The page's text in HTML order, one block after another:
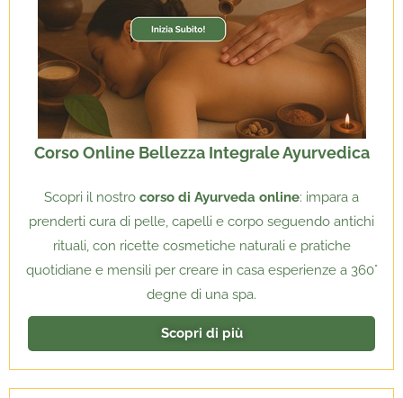
Corso Online Bellezza Integrale Ayurvedica
Scopri il nostro corso di Ayurveda online: impara a
prenderti cura di pelle, capelli e corpo seguendo antichi
rituali, con ricette cosmetiche naturali e pratiche
quotidiane e mensili per creare in casa esperienze a 360°
degne di una spa.
Scopri di più